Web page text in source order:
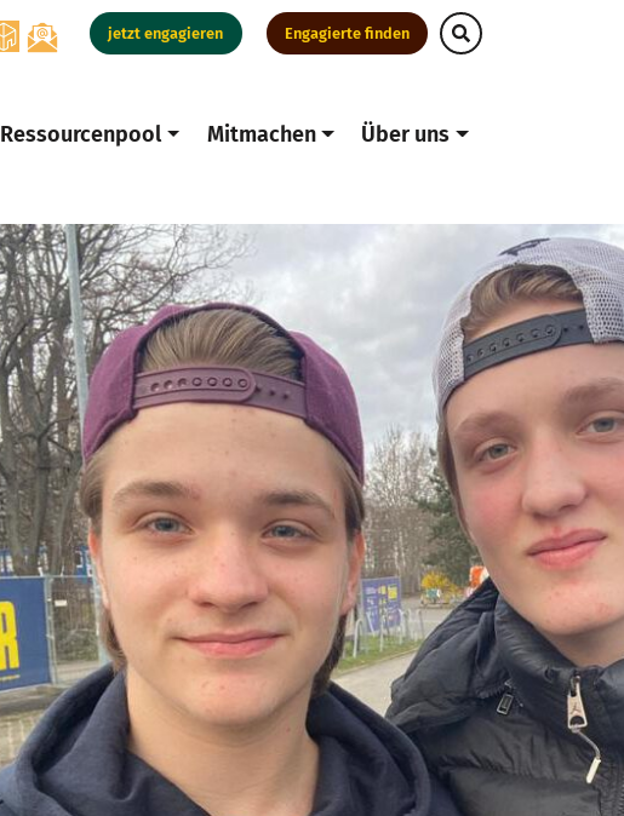
jetzt engagieren Engagierte finden
Ressourcenpool Mitmachen Über uns